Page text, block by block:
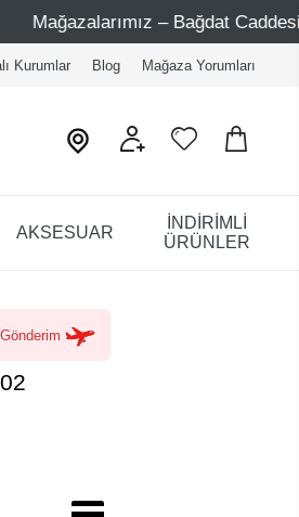
– Bağdat Caddesi 1 - Bağdat
Kurumlar Blog Mağaza Yorumları
AKSESUAR
İNDİRİMLİ
ÜRÜNLER